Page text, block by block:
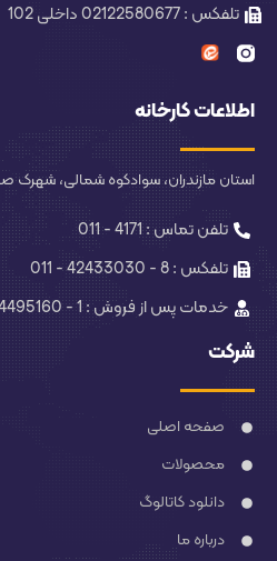
تلفکس : 02122580677 داخلی 102
اطلاعات کارخانه
استان مازندران، سوادکوه شمالی، شهرک
تلفن تماس : 4171 - 011
تلفکس : 8 - 42433030 - 011
خدمات پس از فروش : 1 - 44495160 - 011
شرکت
صفحه اصلی
محصولات
دانلود کاتالوگ
درباره ما